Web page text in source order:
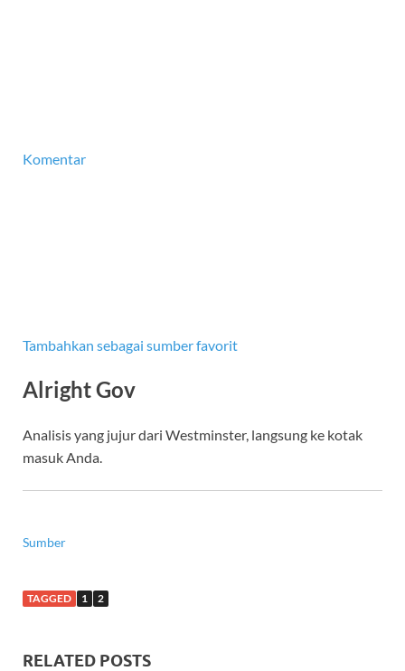
Komentar
Tambahkan sebagai sumber favorit
Alright Gov
Analisis yang jujur dari Westminster, langsung ke kotak
masuk Anda.
Sumber
TAGGED 1 2
RELATED POSTS